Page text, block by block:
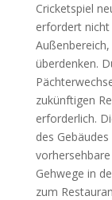
Cricketspiel
erfordert
überdenken.
zukünftigen
erforderlich.
des
Gehwege in
zum